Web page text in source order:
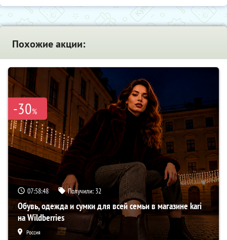
Похожие акции:
-30%
07:58:47 Получили: 32
Обувь, одежда и сумки для всей семьи в магазине kari
на Wildberries
Россия